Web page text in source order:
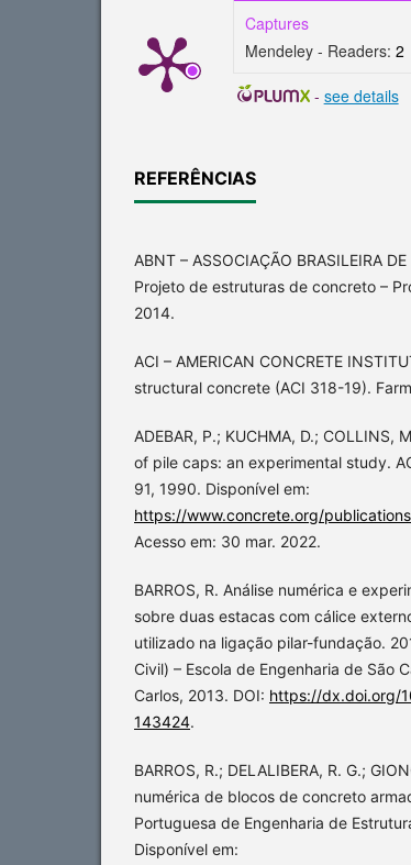
Captures
Mendeley - Readers: 2
- see details
REFERÊNCIAS
ABNT – ASSOCIAÇÃO BRASILEIRA
Projeto de estruturas de concreto –
2014.
ACI – AMERICAN CONCRETE
structural concrete (ACI 318-19).
ADEBAR, P.; KUCHMA, D.;
of pile caps: an experimental study.
91, 1990. Disponível em:
https://www.concrete.org/
Acesso em: 30 mar. 2022.
BARROS, R. Análise numérica e
sobre duas estacas com cálice
utilizado na ligação pilar-fundação.
Civil) – Escola de Engenharia de São
Carlos, 2013. DOI: https://dx.doi.org/
143424.
BARROS, R.; DELALIBERA, R. G.;
numérica de blocos de concreto
Portuguesa de Engenharia de
Disponível em: